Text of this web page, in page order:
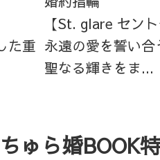
た重
【St. glare セント
永遠の愛を誓い
聖なる輝きをま...
ちゅら婚BOOK